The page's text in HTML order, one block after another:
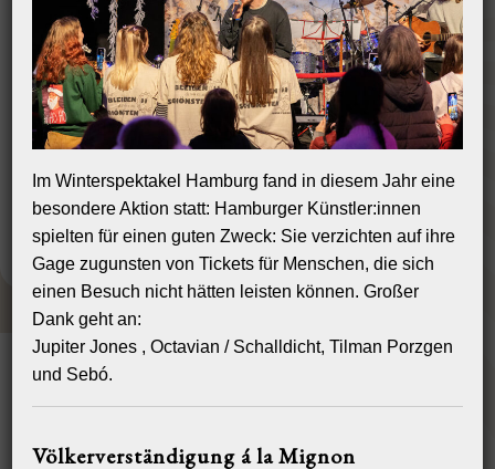
Eine bunte Gesellschaft
Schausteller und Artisten sind Menschen, die nach ihren eigenen
Gesetzen leben, bei denen Andersartigkeit und das Gegen-den-Strich-
gebürstet-Sein eher eine Tugend als ein Manko ist. Das ist beim Circus
Mignon nicht anders.
Die Mitarbeiter im Training, in der Technik, im Auf- und Abbau, im Service,
Herren Länder, haben die unterschiedlichsten Geschichten und
übernehmen gerne Verantwortung.
JOBS
Im Winterspektakel Hamburg fand in diesem Jahr eine
besondere Aktion statt: Hamburger Künstler:innen
spielten für einen guten Zweck: Sie verzichten auf ihre
Gage zugunsten von Tickets für Menschen, die sich
einen Besuch nicht hätten leisten können. Großer
Dank geht an:
Jupiter Jones , Octavian / Schalldicht, Tilman Porzgen
und Sebó.
Völkerverständigung á la Mignon